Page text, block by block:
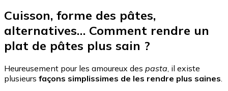
Cuisson, forme des pâtes,
alternatives… Comment rendre un
plat de pâtes plus sain ?
Heureusement pour les amoureux des pasta, il existe
plusieurs façons simplissimes de les rendre plus saines.